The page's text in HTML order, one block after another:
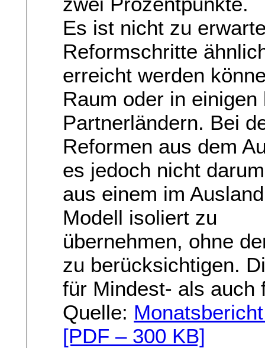
Es ist nicht zu
Reformschritte
erreicht werden
Raum oder in
Partnerländern. Bei
Reformen aus dem
es jedoch nicht
aus einem im
Modell isoliert zu
übernehmen, ohne
zu berücksichtigen.
für Mindest- als auch
Quelle:
[PDF – 300 KB]